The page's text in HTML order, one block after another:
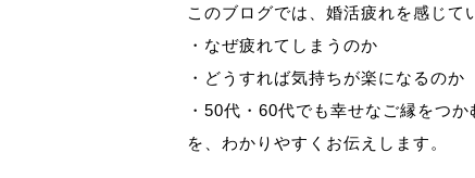
このブログでは、婚活疲れを感じて
・なぜ疲れてしまうのか
・どうすれば気持ちが楽になるのか
・50代・60代でも幸せなご縁をつか
を、わかりやすくお伝えします。